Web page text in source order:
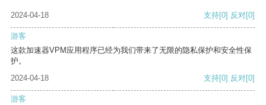
2024-04-18 支持[0] 反对[0]
游客
这款加速器VPM应用程序已经为我们带来了无限的隐私保护和安全性保
护。
2024-04-18
支持[0] 反对[0]
游客